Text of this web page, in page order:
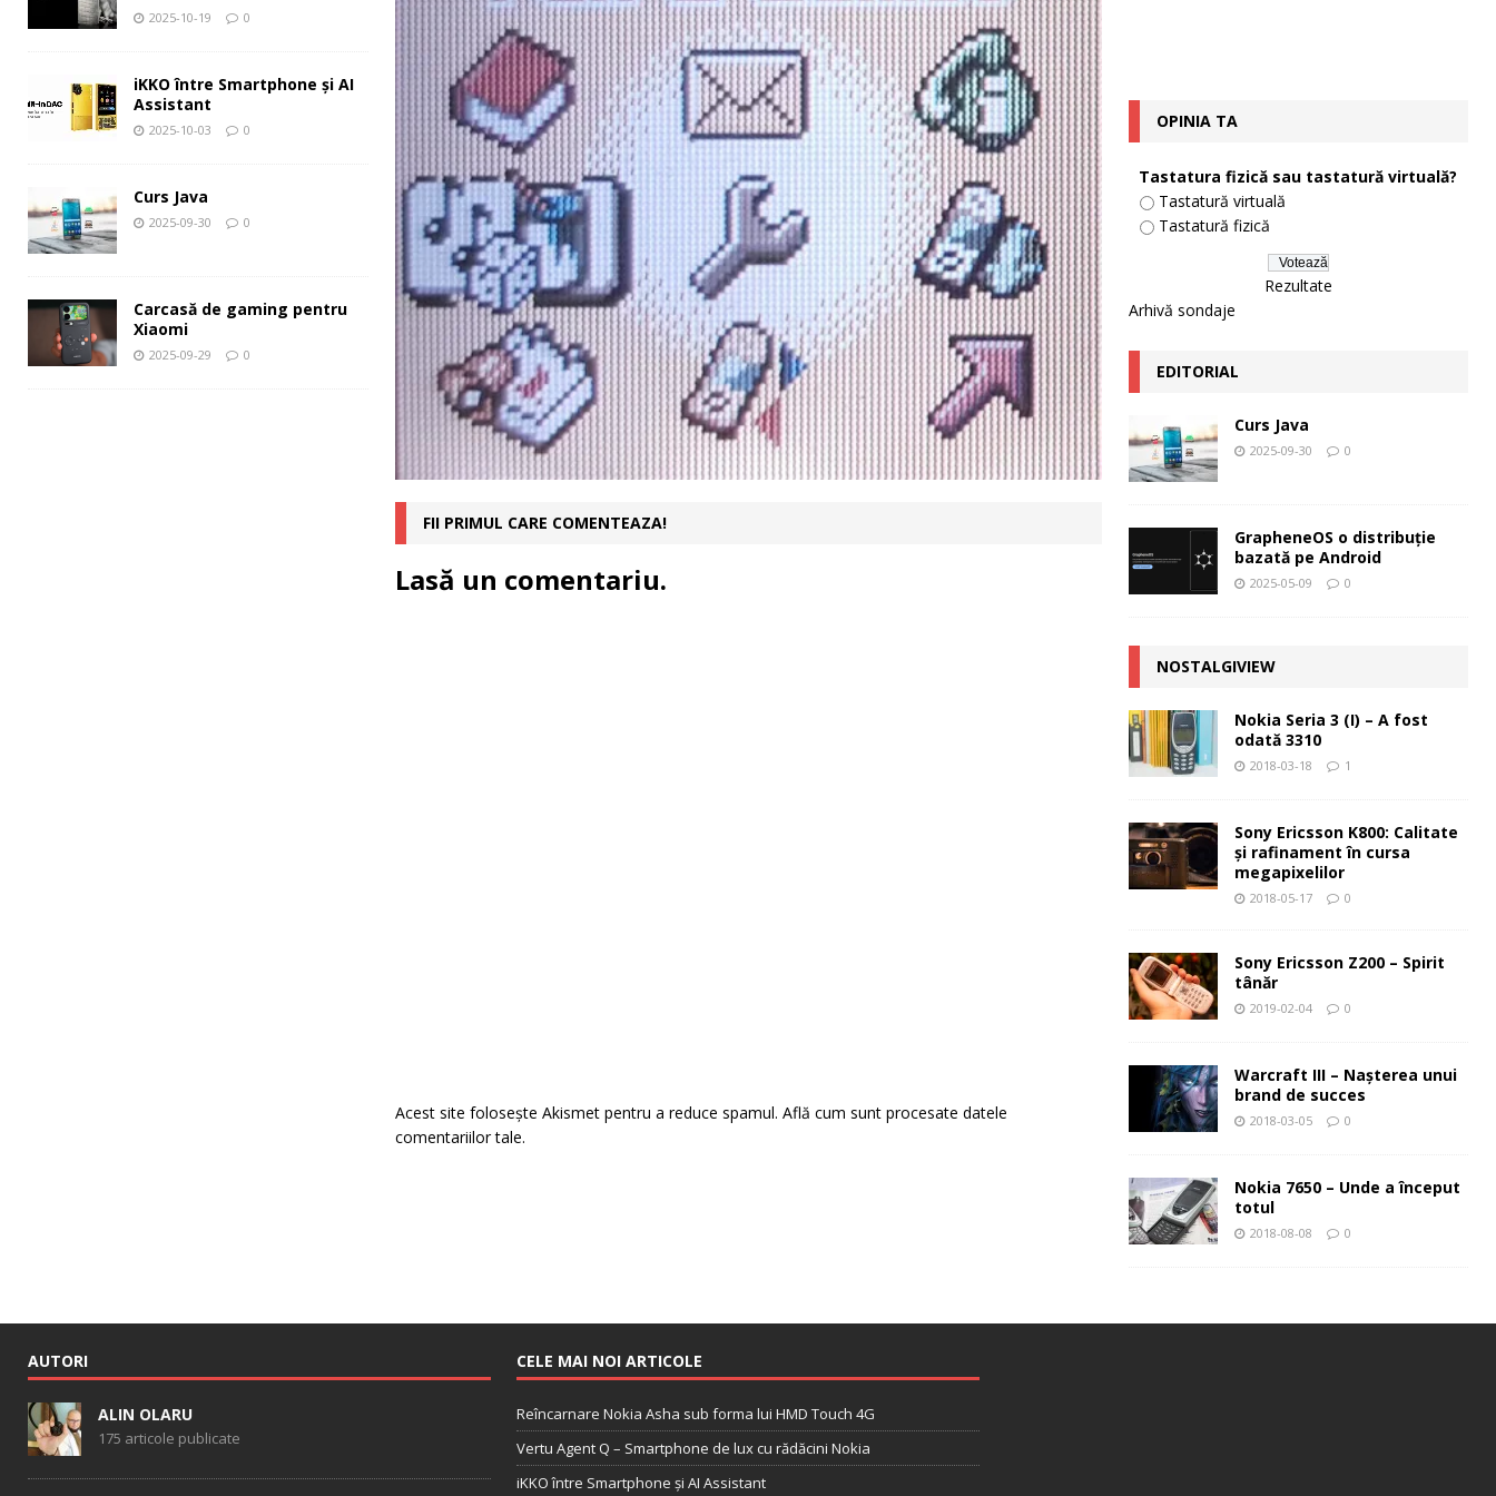
FII PRIMUL CARE COMENTEAZA!
Lasă un comentariu.
Acest site folosește Akismet pentru a reduce spamul. Află cum sunt procesate datele
comentariilor tale.
2025-10-19 0
iKKO între Smartphone și AI
Assistant
2025-10-03 0
Curs Java
2025-09-30 0
Carcasă de gaming pentru
Xiaomi
2025-09-29 0
OPINIA TA
Tastatura fizică sau tastatură virtuală?
Tastatură virtuală
Tastatură fizică
Rezultate
Arhivă sondaje
EDITORIAL
Curs Java
2025-09-30 0
GrapheneOS o distribuție
bazată pe Android
2025-05-09 0
NOSTALGIVIEW
Nokia Seria 3 (I) – A fost
odată 3310
2018-03-18 1
Sony Ericsson K800: Calitate
şi rafinament în cursa
megapixelilor
2018-05-17 0
Sony Ericsson Z200 – Spirit
tânăr
2019-02-04 0
Warcraft III – Naşterea unui
brand de succes
2018-03-05 0
Nokia 7650 – Unde a început
totul
2018-08-08 0
AUTORI
ALIN OLARU
175 articole publicate
CELE MAI NOI ARTICOLE
Reîncarnare Nokia Asha sub forma lui HMD Touch 4G
Vertu Agent Q – Smartphone de lux cu rădăcini Nokia
iKKO între Smartphone și AI Assistant